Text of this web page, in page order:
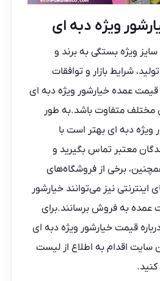
ویژه دبه ای
ویژه بستگی به برند و
شرایط بازار و توافقات
قیمت عمده خیارشور ویژه دبه ای
مختلف متفاوت باشد.به طور
ویژه دبه ای بهتر است با
معتبر تماس بگیرید و
برخی از فروشگاه‌های
اینترنتی نیز می‌توانند خیارشور
عمده به فروش برسانند.برای
قیمت خیارشور ویژه دبه ای
سایت اقدام به اطلاع از لیست